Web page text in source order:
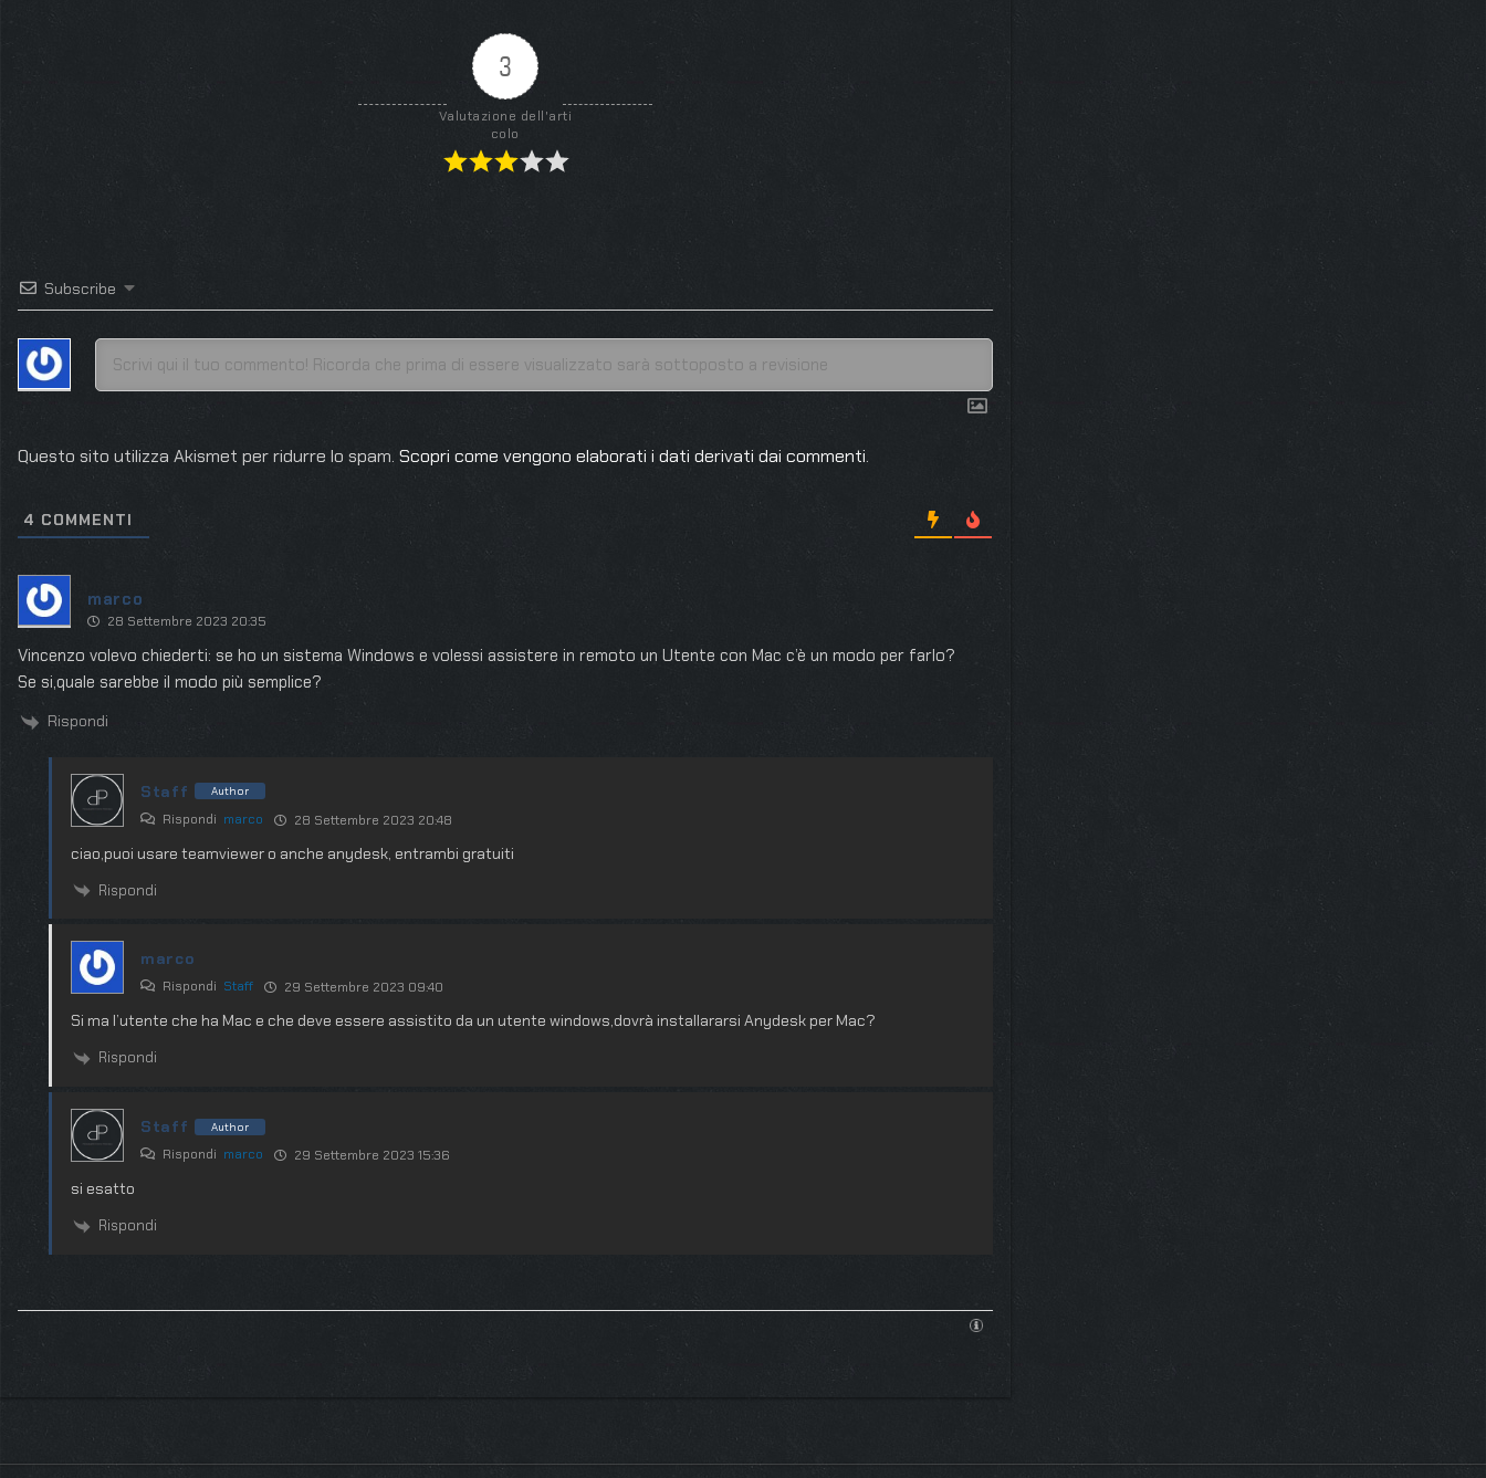
3
Valutazione dell'arti
colo
Subscribe
Questo sito utilizza Akismet per ridurre lo spam. Scopri come vengono elaborati i dati derivati dai commenti.
4 COMMENTI
marco
28 Settembre 2023 20:35
Vincenzo volevo chiederti: se ho un sistema Windows e volessi assistere in remoto un Utente con Mac c’è un modo per farlo?
Se si,quale sarebbe il modo più semplice?
Rispondi
Staff Author
Rispondi marco 28 Settembre 2023 20:48
ciao,puoi usare teamviewer o anche anydesk, entrambi gratuiti
Rispondi
marco
Rispondi Staff 29 Settembre 2023 09:40
Si ma l’utente che ha Mac e che deve essere assistito da un utente windows,dovrà installararsi Anydesk per Mac?
Rispondi
Staff Author
Rispondi marco 29 Settembre 2023 15:36
si esatto
Rispondi